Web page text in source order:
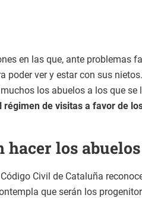
en las que, ante problemas
poder ver y estar con sus
los abuelos a los que
de visitas a favor de
hacer los
Civil de Cataluña
que serán los